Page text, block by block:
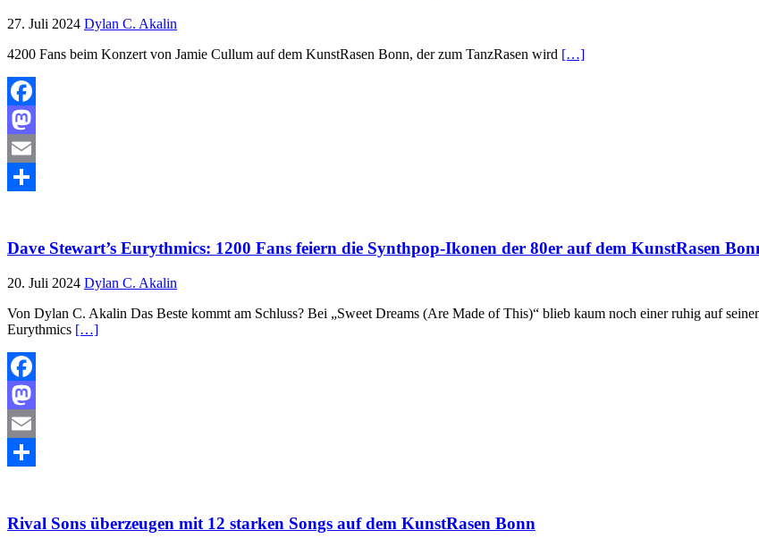
27. Juli 2024 Dylan C. Akalin
4200 Fans beim Konzert von Jamie Cullum auf dem KunstRasen Bonn, der zum TanzRasen wird […]
Facebook
Mastodon
Email
Dave Stewart’s Eurythmics: 1200 Fans feiern die Synthpop-Ikonen der 80er auf dem KunstRasen
20. Juli 2024 Dylan C. Akalin
Von Dylan C. Akalin Das Beste kommt am Schluss? Bei „Sweet Dreams (Are Made of This)“ blieb kaum noch einer ruhig auf
Eurythmics […]
Facebook
Mastodon
Email
Rival Sons überzeugen mit 12 starken Songs auf dem KunstRasen Bonn